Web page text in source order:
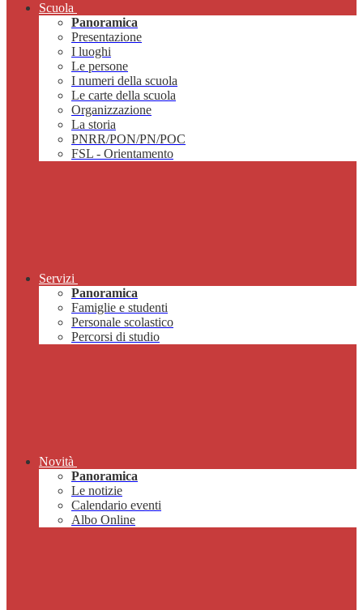
Scuola
Panoramica
Presentazione
I luoghi
Le persone
I numeri della scuola
Le carte della scuola
Organizzazione
La storia
PNRR/PON/PN/POC
FSL - Orientamento
Servizi
Panoramica
Famiglie e studenti
Personale scolastico
Percorsi di studio
Novità
Panoramica
Le notizie
Calendario eventi
Albo Online